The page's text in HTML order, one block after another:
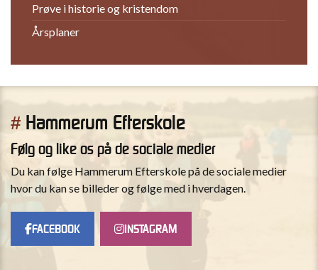
Prøve i historie og kristendom
Årsplaner
# Hammerum Efterskole
Følg og like os på de sociale medier
Du kan følge Hammerum Efterskole på de sociale medier
hvor du kan se billeder og følge med i hverdagen.
FACEBOOK INSTAGRAM